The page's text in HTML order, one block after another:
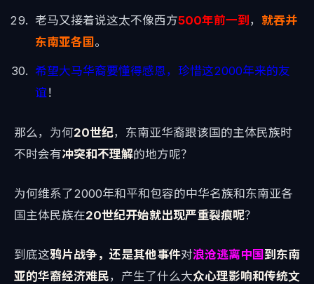
老马又接着说这太不像西方500年前一到 ， 就吞并
东南亚各国 。
希望大马华裔要懂得感恩，珍惜这2000年来的友
谊！
那么，为何20世纪，东南亚华裔跟该国的主体民族时
不时会有冲突和不理解的地方呢？
为何维系了2000年和平和包容的中华名族和东南亚各
国主体民族在20世纪开始就出现严重裂痕呢？
到底这鸦片战争，还是其他事件对浪沧逃离中国 到东南
亚的华裔经济难民，产生了什么大众心理影响和传统文